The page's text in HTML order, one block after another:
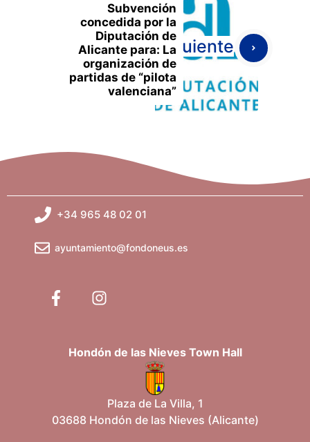
Subvención
concedida por la
Diputación de
Alicante para: La
organización de
partidas de “pilota
valenciana”
Siguiente
+34 965 48 02 01
ayuntamiento@fondoneus.es
Hondón de las Nieves Town Hall
Plaza de La Villa, 1
03688 Hondón de las Nieves (Alicante)